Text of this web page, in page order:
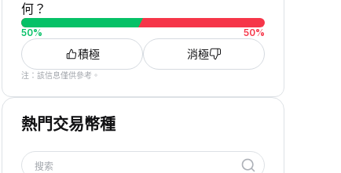
何？
50% 50%
積極 消極
注：該信息僅供參考。
熱門交易幣種
搜索